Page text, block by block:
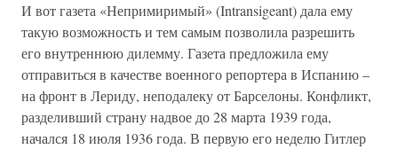
И вот газета «Непримиримый» (Intransigeant) дала ему
такую возможность и тем самым позволила разрешить
его внутреннюю дилемму. Газета предложила ему
отправиться в качестве военного репортера в Испанию –
на фронт в Лериду, неподалеку от Барселоны. Конфликт,
разделивший страну надвое до 28 марта 1939 года,
начался 18 июля 1936 года. В первую его неделю Гитлер